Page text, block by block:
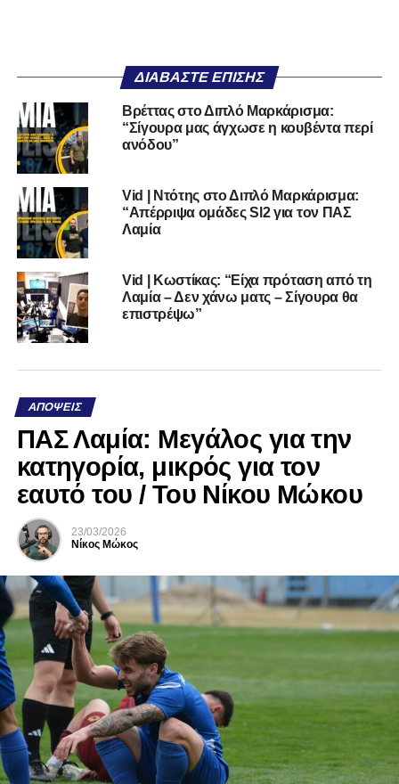
ΔΙΑΒΆΣΤΕ ΕΠΊΣΗΣ
Βρέττας στο Διπλό Μαρκάρισμα:
“Σίγουρα μας άγχωσε η κουβέντα περί
ανόδου”
Vid | Ντότης στο Διπλό Μαρκάρισμα:
“Απέρριψα ομάδες Sl2 για τον ΠΑΣ
Λαμία
Vid | Κωστίκας: “Είχα πρόταση από τη
Λαμία – Δεν χάνω ματς – Σίγουρα θα
επιστρέψω”
ΑΠΌΨΕΙΣ
ΠΑΣ Λαμία: Μεγάλος για την
κατηγορία, μικρός για τον
εαυτό του / Του Νίκου Μώκου
23/03/2026
Νίκος Μώκος